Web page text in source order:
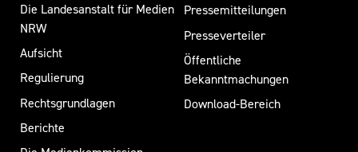
Die Landesanstalt für Medien
NRW
Aufsicht
Regulierung
Rechtsgrundlagen
Berichte
Pressemitteilungen
Presseverteiler
Öffentliche
Bekanntmachungen
Download-Bereich